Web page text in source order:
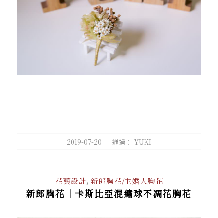
2019-07-20
/ 通過： YUKI
花藝設計, 新郎胸花/主婚人胸花
新郎胸花｜卡斯比亞混繡球不凋花胸花